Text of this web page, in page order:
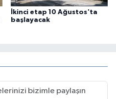
İkinci etap 10 Ağustos'ta
başlayacak